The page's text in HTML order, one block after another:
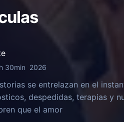
30min 2026
se entrelazan en el
despedidas, terapias y
que el amor